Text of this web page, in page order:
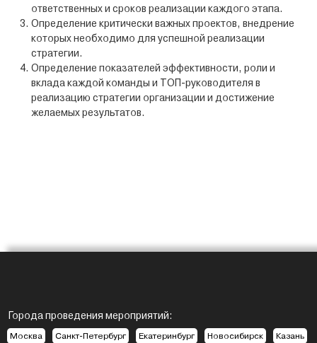
ответственных и сроков реализации каждого этапа.
Определение критически важных проектов, внедрение
которых необходимо для успешной реализации
стратегии.
Определение показателей эффективности, роли и
вклада каждой команды и ТОП-руководителя в
реализацию стратегии организации и достижение
желаемых результатов.
Города проведения мероприятий:
Москва Санкт-Петербург Екатеринбург Новосибирск Казань